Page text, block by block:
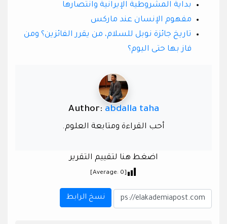
بداية المشروطية الإيرانية وانتصارها
مفهوم الإنسان عند ماركس
تاريخ جائزة نوبل للسلام، من يقرر الفائزين؟ ومن
فاز بها حتى اليوم؟
Author: abdalla taha
أحب القراءة ومتابعة العلوم.
اضغط هنا لتقييم التقرير
[Average:
0
]
نسخ الرابط